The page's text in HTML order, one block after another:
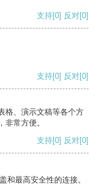
支持[0] 反对[0]
支持[0] 反对[0]
格、演示文稿等各个方
常方便。
支持[0] 反对[0]
和最高安全性的连接。